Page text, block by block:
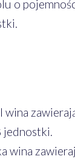
o
wina
jednostki.
wina